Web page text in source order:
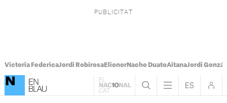
Victoria FedericaJordi RobirosaElionorNacho DuatoAitanaJordi